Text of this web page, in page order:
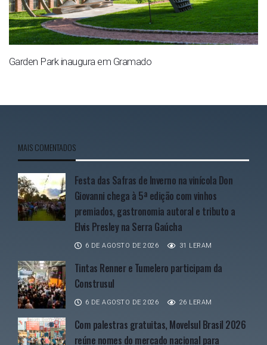
Garden Park inaugura em Gramado
MAIS COMENTADOS
Festa das Safras de Inverno na vinícola Don
Giovanni chega à 5ª edição com vinhos
premiados, gastronomia autoral e tributo a
Elvis Presley na Serra Gaúcha
6 DE AGOSTO DE 2026 31 LERAM
Tintas Renner e Tumelero participam da
Construsul
6 DE AGOSTO DE 2026 26 LERAM
Com palestras gratuitas, Movelsul Brasil 2026
reúne nomes do mercado nacional para